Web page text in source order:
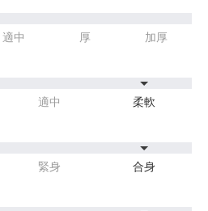
適中 厚 加厚
適中 柔軟
緊身 合身